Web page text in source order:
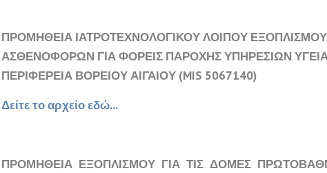
ΠΡΟΜΗΘΕΙΑ ΙΑΤΡΟΤΕΧΝΟΛΟΓΙΚΟΥ ΛΟΙΠΟΥ ΕΞΟΠΛΙΣΜΟΥ
ΑΣΘΕΝΟΦΟΡΩΝ ΓΙΑ ΦΟΡΕΙΣ ΠΑΡΟΧΗΣ ΥΠΗΡΕΣΙΩΝ
ΠΕΡΙΦΕΡΕΙΑ ΒΟΡΕΙΟΥ ΑΙΓΑΙΟΥ (MIS 5067140)
Δείτε το αρχείο εδώ...
ΠΡΟΜΗΘΕΙΑ ΕΞΟΠΛΙΣΜΟΥ ΓΙΑ ΤΙΣ ΔΟΜΕΣ